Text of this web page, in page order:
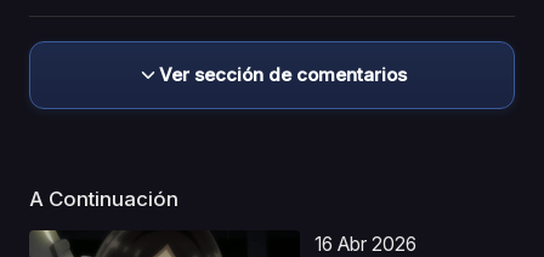
Ver sección de comentarios
A Continuación
16 Abr 2026